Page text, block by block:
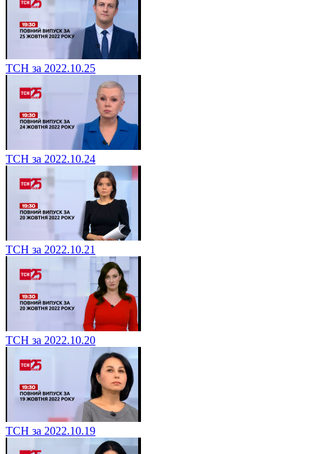
ТСН за 2022.10.25
ТСН за 2022.10.24
ТСН за 2022.10.21
ТСН за 2022.10.20
ТСН за 2022.10.19